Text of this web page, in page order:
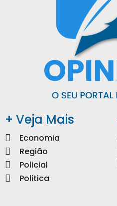
+ Veja Mais
Economia
Região
Policial
Politica